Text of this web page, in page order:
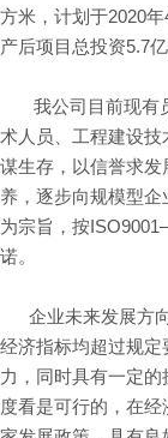
方米，计划于2020
产后项目总投资5.7亿
我公司目前现有员
术人员、工程建设技
谋生存，以信誉求发
养，逐步向规模型
为宗旨，按
诺。
企业未来发展方向
经济指标均超过规
力，同时具有一定
度看是可行的，在